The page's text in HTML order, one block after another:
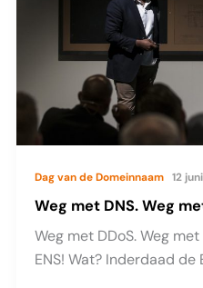
Dag van de Domeinnaam 12
Weg met DNS. Weg
Weg met DDoS. Weg
ENS! Wat? Inderdaad de